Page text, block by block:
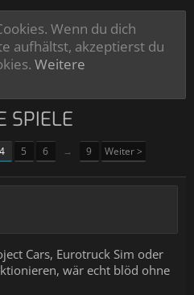
Wenn du dich
aufhältst, akzeptierst du
Weitere
SPIELE
4 5 6 → 9 Weiter >
Cars, Eurotruck Sim oder
wär echt blöd ohne